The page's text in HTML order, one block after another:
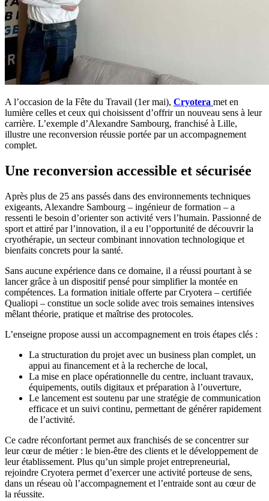
A l’occasion de la Fête du Travail (1er mai), Cryotera met en
lumière celles et ceux qui choisissent d’offrir un nouveau sens à leur
carrière. L’exemple d’Alexandre Sambourg, franchisé à Lille,
illustre une reconversion réussie portée par un accompagnement
complet.
Une reconversion accessible et sécurisée
Après plus de 25 ans passés dans des environnements techniques
exigeants, Alexandre Sambourg – ingénieur de formation – a
ressenti le besoin d’orienter son activité vers l’humain. Passionné de
sport et attiré par l’innovation, il a eu l’opportunité de découvrir la
cryothérapie, un secteur combinant innovation technologique et
bienfaits concrets pour la santé.
Sans aucune expérience dans ce domaine, il a réussi pourtant à se
lancer grâce à un dispositif pensé pour simplifier la montée en
compétences. La formation initiale offerte par Cryotera – certifiée
Qualiopi – constitue un socle solide avec trois semaines intensives
mêlant théorie, pratique et maîtrise des protocoles.
L’enseigne propose aussi un accompagnement en trois étapes clés :
La structuration du projet avec un business plan complet, un
appui au financement et à la recherche de local,
La mise en place opérationnelle du centre, incluant travaux,
équipements, outils digitaux et préparation à l’ouverture,
Le lancement est soutenu par une stratégie de communication
efficace et un suivi continu, permettant de générer rapidement
de l’activité.
Ce cadre réconfortant permet aux franchisés de se concentrer sur
leur cœur de métier : le bien-être des clients et le développement de
leur établissement. Plus qu’un simple projet entrepreneurial,
rejoindre Cryotera permet d’exercer une activité porteuse de sens,
dans un réseau où l’accompagnement et l’entraide sont au cœur de
la réussite.